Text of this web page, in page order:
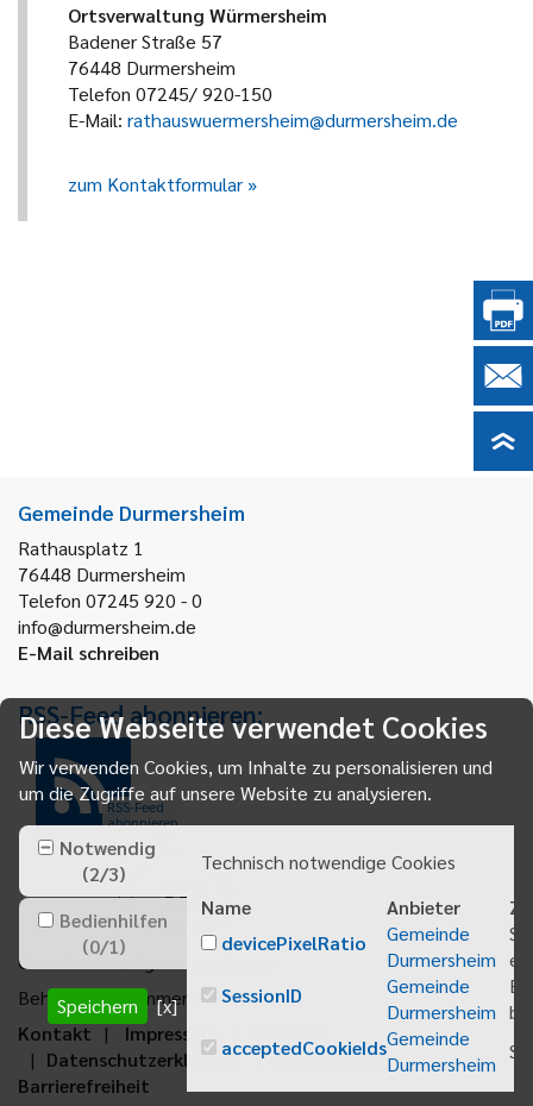
Ortsverwaltung Würmersheim
Badener Straße 57
76448 Durmersheim
Telefon 07245/ 920-150
E-Mail: rathauswuermersheim@durmersheim.de
zum Kontaktformular
Gemeinde Durmersheim
Rathausplatz 1
76448 Durmersheim
Telefon 07245 920 - 0
info@durmersheim.de
E-Mail schreiben
RSS-Feed abonnieren:
RSS-Feed
abonnieren
Gemeindeanzeiger abonnieren
Behördenrufnummer 115
Kontakt
Impressum
Datenschutzerklärung
Erklärung zur
Barrierefreiheit
Diese Webseite verwendet Cookies
Wir verwenden Cookies, um Inhalte zu personalisieren und
um die Zugriffe auf unsere Website zu analysieren.
Notwendig
(2/3)
Bedienhilfen
(0/1)
Speichern [x]
Technisch notwendige Cookies
Name
Anbieter
devicePixelRatio
Gemeinde
Durmersheim
SessionID
Gemeinde
Durmersheim
acceptedCookieIdsGemeinde
Durmersheim